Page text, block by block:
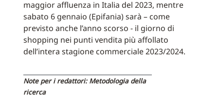
maggior affluenza in Italia del 2023, mentre
sabato 6 gennaio (Epifania) sarà – come
previsto anche l’anno scorso - il giorno di
shopping nei punti vendita più affollato
dell’intera stagione commerciale 2023/2024.
Note per i redattori: Metodologia della
ricerca